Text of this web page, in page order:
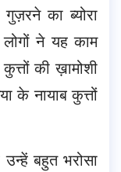
का ब्योरा
ने यह काम
की ख़ामोशी
के नायाब कुत्तों
बहुत भरोसा